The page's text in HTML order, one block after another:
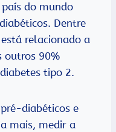
do mundo
Dentre
relacionado a
outros 90%
tipo 2.
diabéticos e
mais, medir a